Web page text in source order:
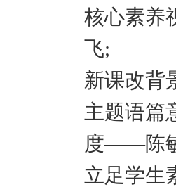
核心素养
飞;
新课改背
主题语篇
度——陈
立足学生